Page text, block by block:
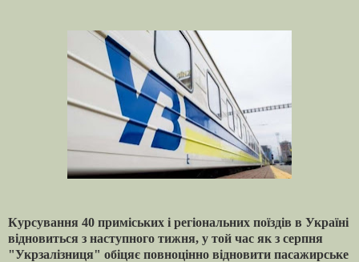
Курсування 40 приміських і регіональних поїздів в Україні
відновиться з наступного тижня, у той час як з серпня
"Укрзалізниця" обіцяє повноцінно відновити пасажирське